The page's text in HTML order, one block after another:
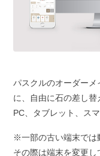
パスクルのオーダー
に、自由に石の差し替
PC、タブレット、ス
※一部の古い端末では
その際は端末を変更し